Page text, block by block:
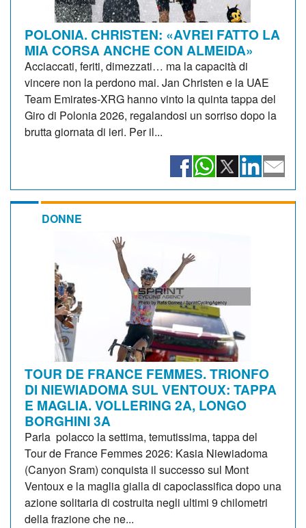
POLONIA. CHRISTEN: «AVREI FATTO LA
MIA CORSA ANCHE CON ALMEIDA»
Acciaccati, feriti, dimezzati… ma la capacità di
vincere non la perdono mai. Jan Christen e la UAE
Team Emirates-XRG hanno vinto la quinta tappa del
Giro di Polonia 2026, regalandosi un sorriso dopo la
brutta giornata di ieri. Per il...
DONNE
TOUR DE FRANCE FEMMES. TRIONFO
DI NIEWIADOMA SUL VENTOUX: TAPPA
E MAGLIA. VOLLERING 2A, LONGO
BORGHINI 3A
Parla polacco la settima, temutissima, tappa del
Tour de France Femmes 2026: Kasia Niewiadoma
(Canyon Sram) conquista il successo sul Mont
Ventoux e la maglia gialla di capoclassifica dopo una
azione solitaria di costruita negli ultimi 9 chilometri
della frazione che ne...